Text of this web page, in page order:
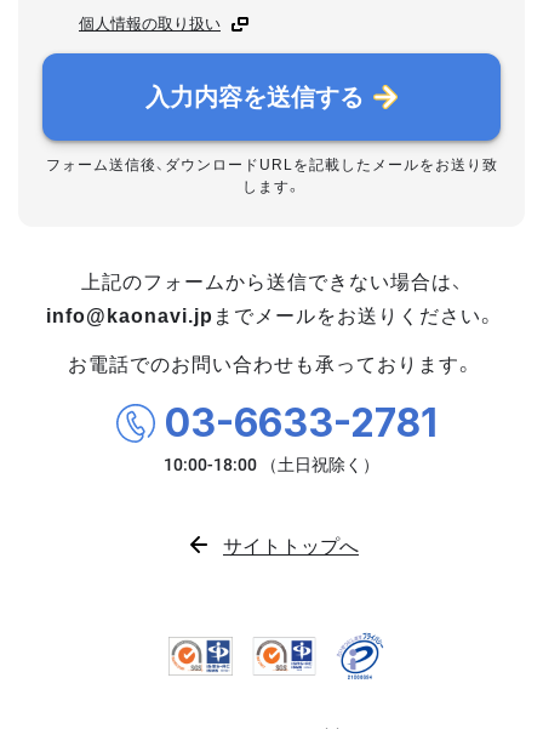
個人情報の取り扱い
入力内容を送信する
フォーム送信後、ダウンロードURLを記載したメールをお送り致
します。
上記のフォームから送信できない場合は、
info@kaonavi.jp までメールをお送りください。
お電話でのお問い合わせも承っております。
03-6633-2781
サイトトップへ